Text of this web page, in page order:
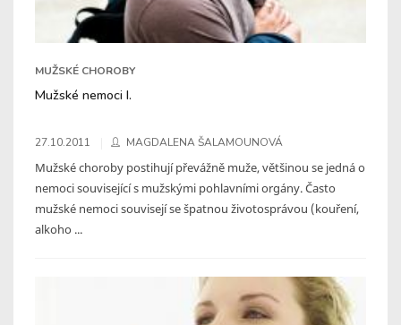
MUŽSKÉ CHOROBY
Mužské nemoci I.
27.10.2011 MAGDALENA ŠALAMOUNOVÁ
Mužské choroby postihují převážně muže, většinou se jedná o
nemoci související s mužskými pohlavními orgány. Často
mužské nemoci souvisejí se špatnou životosprávou (kouření,
alkoho ...